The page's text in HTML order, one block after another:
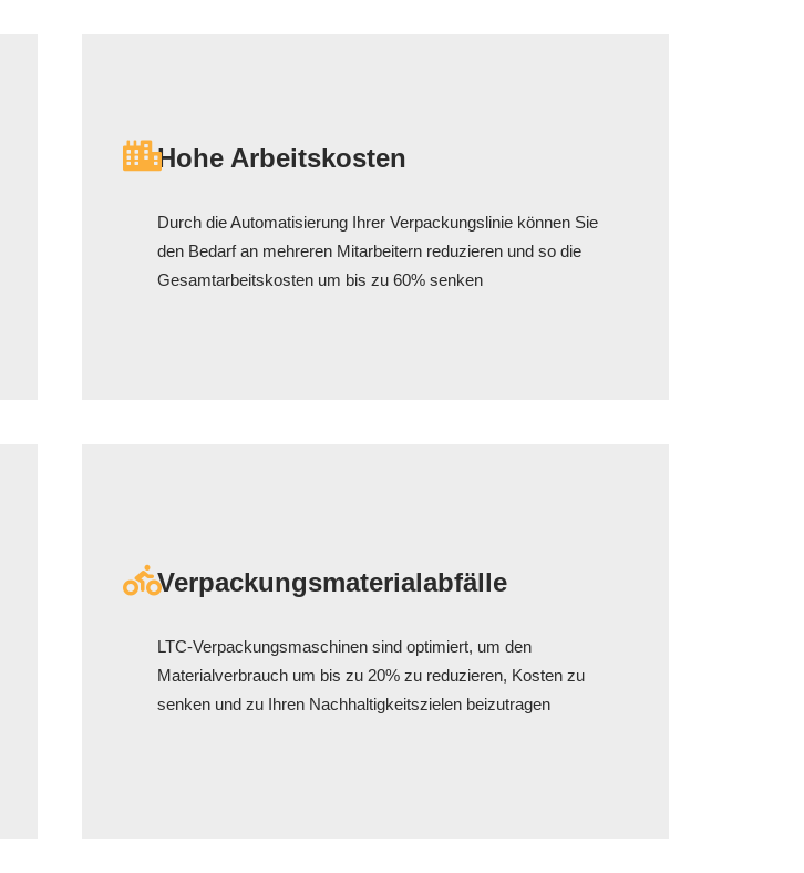
Hohe Arbeitskosten
Durch die Automatisierung Ihrer Verpackungslinie können Sie
den Bedarf an mehreren Mitarbeitern reduzieren und so die
Gesamtarbeitskosten um bis zu 60% senken
Verpackungsmaterialabfälle
LTC-Verpackungsmaschinen sind optimiert, um den
Materialverbrauch um bis zu 20% zu reduzieren, Kosten zu
senken und zu Ihren Nachhaltigkeitszielen beizutragen